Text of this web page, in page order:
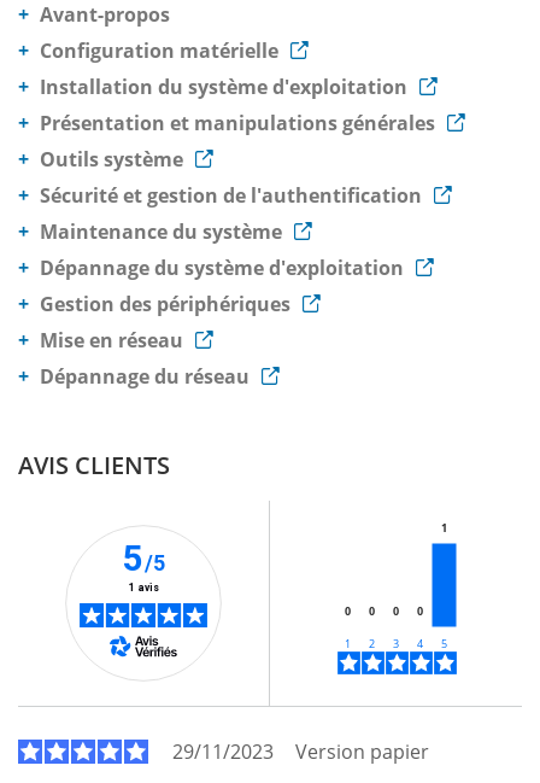
Avant-propos
Configuration matérielle
Installation du système d'exploitation
Présentation et manipulations générales
Outils système
Sécurité et gestion de l'authentification
Maintenance du système
Dépannage du système d'exploitation
Gestion des périphériques
Mise en réseau
Dépannage du réseau
AVIS CLIENTS
5/5
1 avis
0 0 0 0
1
29/11/2023 Version papier